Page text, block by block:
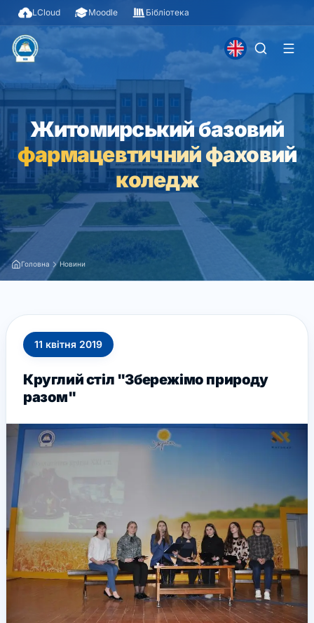
LCloud Moodle Бібліотека
Житомирський базовий
фармацевтичний фаховий
коледж
Головна Новини
11 квітня 2019
Круглий стіл "Збережімо природу
разом"